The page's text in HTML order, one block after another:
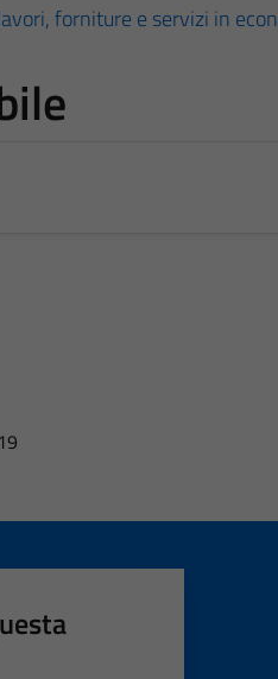
forniture e servizi in